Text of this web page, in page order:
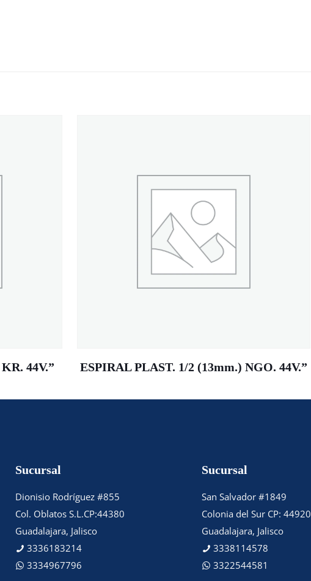
44V.” ESPIRAL PLAST. 1/2 (13mm.) NGO. 44V.”
Sucursal
Dionisio Rodríguez #855
Col. Oblatos S.L.CP:44380
Guadalajara, Jalisco
3336183214
3334967796
Sucursal
San Salvador #1849
Colonia del Sur CP: 44920
Guadalajara, Jalisco
3338114578
3322544581